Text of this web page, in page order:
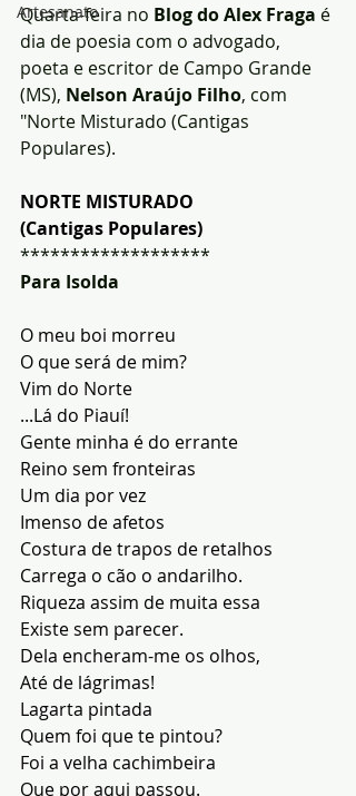
Artesanato
Quarta-feira no Blog do Alex Fraga é
dia de poesia com o advogado,
poeta e escritor de Campo Grande
(MS), Nelson Araújo Filho, com
"Norte Misturado (Cantigas
Populares).
NORTE MISTURADO
(Cantigas Populares)
*******************
Para Isolda
O meu boi morreu
O que será de mim?
Vim do Norte
...Lá do Piauí!
Gente minha é do errante
Reino sem fronteiras
Um dia por vez
Imenso de afetos
Costura de trapos de retalhos
Carrega o cão o andarilho.
Riqueza assim de muita essa
Existe sem parecer.
Dela encheram-me os olhos,
Até de lágrimas!
Lagarta pintada
Quem foi que te pintou?
Foi a velha cachimbeira
Que por aqui passou.